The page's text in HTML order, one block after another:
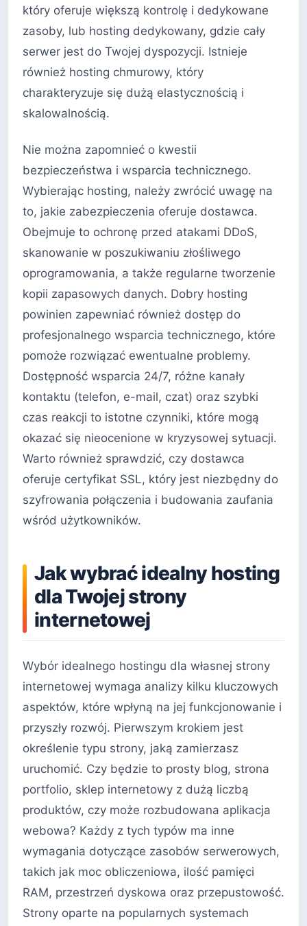
który oferuje większą kontrolę i dedykowane
zasoby, lub hosting dedykowany, gdzie cały
serwer jest do Twojej dyspozycji. Istnieje
również hosting chmurowy, który
charakteryzuje się dużą elastycznością i
skalowalnością.
Nie można zapomnieć o kwestii
bezpieczeństwa i wsparcia technicznego.
Wybierając hosting, należy zwrócić uwagę na
to, jakie zabezpieczenia oferuje dostawca.
Obejmuje to ochronę przed atakami DDoS,
skanowanie w poszukiwaniu złośliwego
oprogramowania, a także regularne tworzenie
kopii zapasowych danych. Dobry hosting
powinien zapewniać również dostęp do
profesjonalnego wsparcia technicznego, które
pomoże rozwiązać ewentualne problemy.
Dostępność wsparcia 24/7, różne kanały
kontaktu (telefon, e-mail, czat) oraz szybki
czas reakcji to istotne czynniki, które mogą
okazać się nieocenione w kryzysowej sytuacji.
Warto również sprawdzić, czy dostawca
oferuje certyfikat SSL, który jest niezbędny do
szyfrowania połączenia i budowania zaufania
wśród użytkowników.
Jak wybrać idealny hosting
dla Twojej strony
internetowej
Wybór idealnego hostingu dla własnej strony
internetowej wymaga analizy kilku kluczowych
aspektów, które wpłyną na jej funkcjonowanie i
przyszły rozwój. Pierwszym krokiem jest
określenie typu strony, jaką zamierzasz
uruchomić. Czy będzie to prosty blog, strona
portfolio, sklep internetowy z dużą liczbą
produktów, czy może rozbudowana aplikacja
webowa? Każdy z tych typów ma inne
wymagania dotyczące zasobów serwerowych,
takich jak moc obliczeniowa, ilość pamięci
RAM, przestrzeń dyskowa oraz przepustowość.
Strony oparte na popularnych systemach